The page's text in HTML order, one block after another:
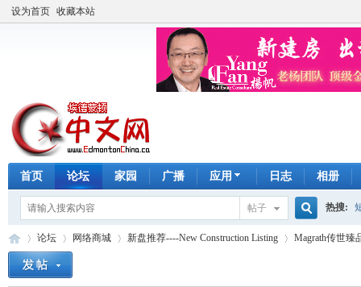
设为首页 收藏本站
首页 论坛 家园 广播 应用 日志 相册
帖子
搜
热搜:
手工皂
论坛 网络商城 新盘推荐----New Construction Listing Magrath传世臻